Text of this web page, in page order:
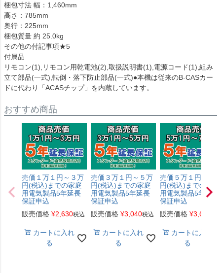
梱包寸法 幅：1,460mm
高さ：785mm
奥行：225mm
梱包質量 約 25.0kg
その他の付記事項★5
付属品
リモコン(1),リモコン用乾電池(2),取扱説明書(1),電源コード(1),組み
立て部品(一式),転倒・落下防止部品(一式)●本機は従来のB-CASカー
ドに代わり「ACASチップ」を内蔵しています。
おすすめ商品
売価１万１円～３万
円(税込)までの家庭
用電気製品5年延長
保証申込
販売価格 ¥2,630税込
カートに入れ
る
売価３万１円～５万
円(税込)までの家庭
用電気製品5年延長
保証申込
販売価格 ¥3,040税込
カートに入れ
る
売価５万１円～７
円(税込)までの家庭
用電気製品5年延長
保証申込
販売価格 ¥3,650
カートに入れ
る